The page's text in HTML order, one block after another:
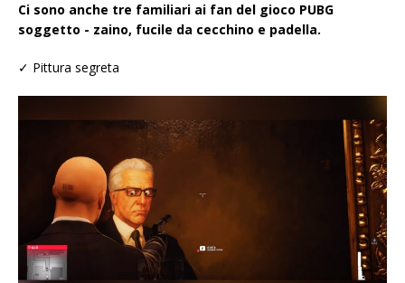
Ci sono anche tre familiari ai fan del gioco PUBG
soggetto - zaino, fucile da cecchino e padella.
✓ Pittura segreta